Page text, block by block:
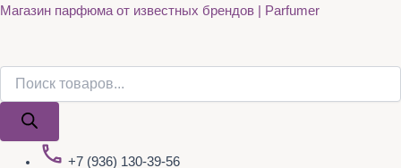
Перейти
Магазин парфюма от известных брендов | Parfumer
Поиск
+7 (936) 130-39-56
Поиск
Quantity